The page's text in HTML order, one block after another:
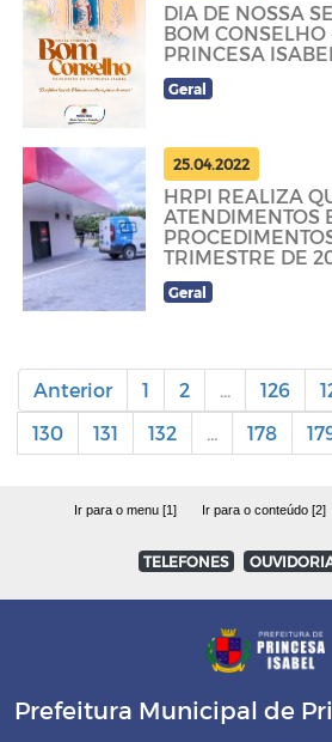
DIA DE NOSSA
BOM
PRINCESA
Geral
25.04.2022
HRPI REALIZA
ATENDIMENTOS
TRIMESTRE DE
Geral
Anterior 1 2 ... 126
130
131 132 ... 178
Ir para o menu [1] Ir para o conteúdo [2]
TELEFONES
Prefeitura Municipal de